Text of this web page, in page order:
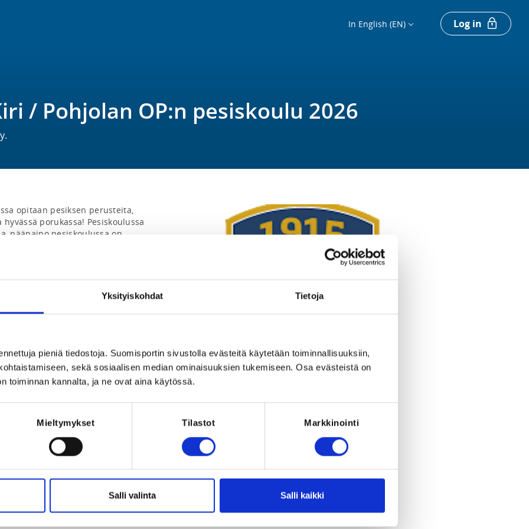
Yksityiskohdat Tietoja
pieniä tiedostoja. Suomisportin sivustolla evästeitä käytetään toiminnallisuuksiin,
sekä sosiaalisen median ominaisuuksien tukemiseen. Osa evästeistä on
toiminnan kannalta, ja ne ovat aina käytössä.
Mieltymykset Tilastot Markkinointi
Salli valinta Salli kaikki
In English (EN) Log in
/ Pohjolan OP:n pesiskoulu 2026
opitaan pesiksen perusteita,
porukassa! Pesiskoulussa
pääpaino pesiskoulussa on
vaan voit tulla mukaan
pesisvälineiden käyttö on
Pesiskoulua järjestetään
kentällä (Linnakangas ja Kirkonkylän
tiistaisin ja torstaisin. Kukin
su 28.6 pelipäivään, joka järjestetään
kaikkien pesiskoululaisten kanssa.
pesiskoulu
Kirkonkylän koulu: koulutie 6
Register
REQUIRED FOR THE REGISTRATION
The registrant must have been born between 1.7.2014
- 30.1.2020